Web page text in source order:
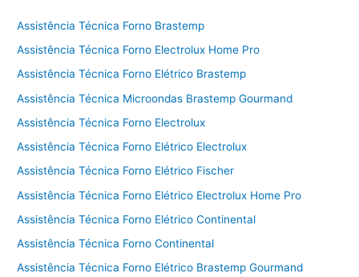
Assistência Técnica Forno Brastemp
Assistência Técnica Forno Electrolux Home Pro
Assistência Técnica Forno Elétrico Brastemp
Assistência Técnica Microondas Brastemp Gourmand
Assistência Técnica Forno Electrolux
Assistência Técnica Forno Elétrico Electrolux
Assistência Técnica Forno Elétrico Fischer
Assistência Técnica Forno Elétrico Electrolux Home Pro
Assistência Técnica Forno Elétrico Continental
Assistência Técnica Forno Continental
Assistência Técnica Forno Elétrico Brastemp Gourmand